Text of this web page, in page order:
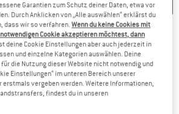
Kleiner Freund MAT Affe -
Garantien zum Schutz deiner Daten, etwa vor
Durch Anklicken von „Alle auswählen“ erklärst du
dass wir so verfahren.Wenn du keine Cookies mit
Cookie akzeptieren möchtest, dann
deine Cookie Einstellungen aber auch jederzeit in
und einzelne Kategorien auswählen. Deine
die Nutzung dieser Website nicht notwendig und
Einstellungen“ im unteren Bereich unserer
erstmals vergeben werden. Weitere Informationen,
findest du in unseren